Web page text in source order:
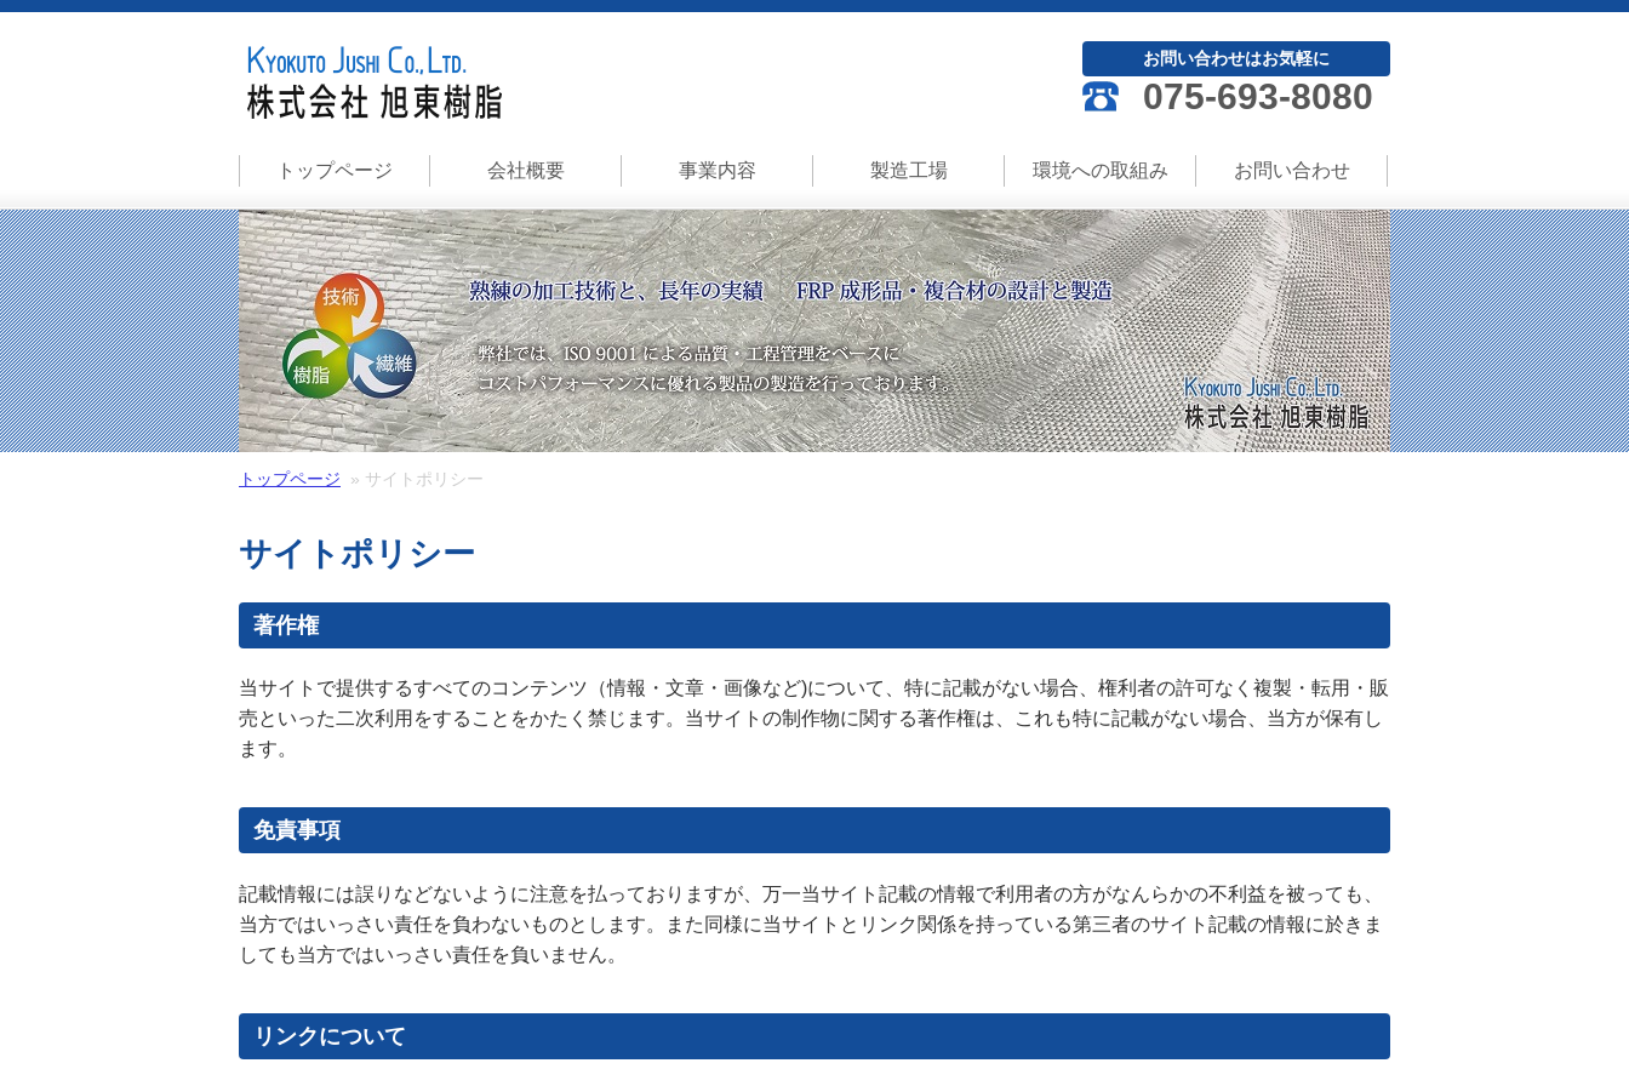
お問い合わせはお気軽に
075-693-8080
トップページ 会社概要 事業内容 製造工場 環境への取組み お問い合わせ
トップページ » サイトポリシー
サイトポリシー
著作権
当サイトで提供するすべてのコンテンツ（情報・文章・画像など)について、特に記載がない場合、権利者の許可なく複製・転用・販
売といった二次利用をすることをかたく禁じます。当サイトの制作物に関する著作権は、これも特に記載がない場合、当方が保有し
ます。
免責事項
記載情報には誤りなどないように注意を払っておりますが、万一当サイト記載の情報で利用者の方がなんらかの不利益を被っても、
当方ではいっさい責任を負わないものとします。また同様に当サイトとリンク関係を持っている第三者のサイト記載の情報に於きま
しても当方ではいっさい責任を負いません。
リンクについて